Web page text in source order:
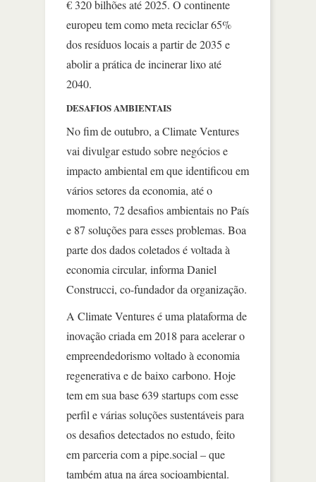
€ 320 bilhões até 2025. O continente
europeu tem como meta reciclar 65%
dos resíduos locais a partir de 2035 e
abolir a prática de incinerar lixo até
2040.
DESAFIOS AMBIENTAIS
No fim de outubro, a Climate Ventures
vai divulgar estudo sobre negócios e
impacto ambiental em que identificou em
vários setores da economia, até o
momento, 72 desafios ambientais no País
e 87 soluções para esses problemas. Boa
parte dos dados coletados é voltada à
economia circular, informa Daniel
Construcci, co-fundador da organização.
A Climate Ventures é uma plataforma de
inovação criada em 2018 para acelerar o
empreendedorismo voltado à economia
regenerativa e de baixo carbono. Hoje
tem em sua base 639 startups com esse
perfil e várias soluções sustentáveis para
os desafios detectados no estudo, feito
em parceria com a pipe.social – que
também atua na área socioambiental.